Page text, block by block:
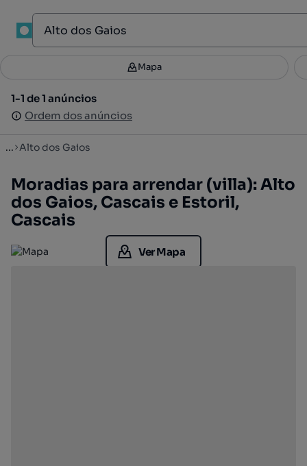
Filtros 4
1-1 de 1 anúncios
Ordem dos anúncios
Mapa
1-1 de 1 anúncios
Ordem dos anúncios
... Alto dos Gaios
Moradias para arrendar (villa): Alto
dos Gaios, Cascais e Estoril,
Cascais
Ver Mapa